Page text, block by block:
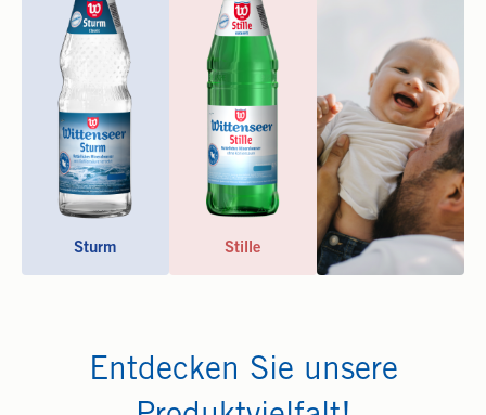
Sturm Stille
Entdecken Sie unsere